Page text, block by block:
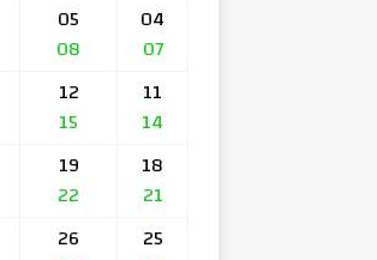
04
07
05
08
11
14
12
15
18
21
19
22
25
26